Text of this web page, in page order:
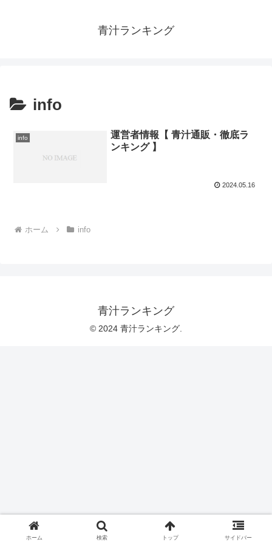
青汁ランキング
info
info
運営者情報【 青汁通販・徹底ラ
ンキング 】
2024.05.16
ホーム info
青汁ランキング
© 2024 青汁ランキング.
ホーム 検索 トップ サイドバー